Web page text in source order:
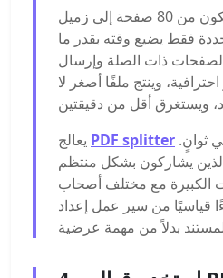
إن إرسال تقرير كامل مكون من 80 صفحة إلى زميل
محددة فقط يضيع وقته بقدر ما
ذات الصلة وإرسال
وينتج ملفًا أصغر لا
PDF splitter
يشاركون بشكل منتظم
الكبيرة مع مختلف أصحاب
قياسيًا من سير عمل إعداد